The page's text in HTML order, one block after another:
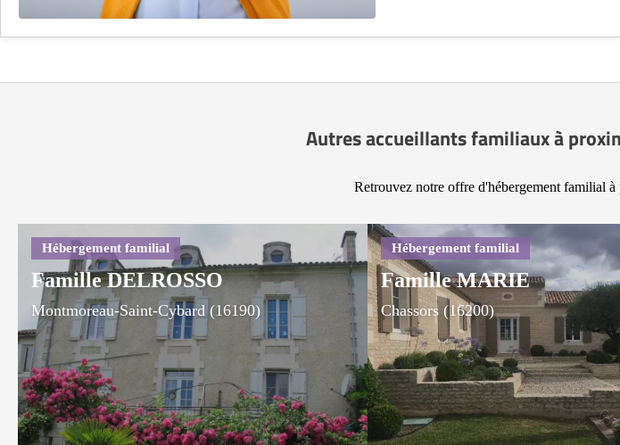
Autres accueillants familiaux à
Retrouvez notre offre d'hébergement familial
Famille DELROSSO
Montmoreau-Saint-Cybard (16190)
Famille MARIE
Chassors (16200)